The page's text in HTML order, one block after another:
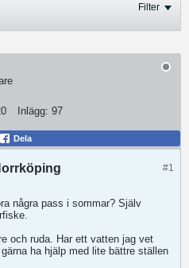
Filter
Inlägg: 97
Dela
#1
några pass i sommar? Själv
och ruda. Har ett vatten jag vet
ha hjälp med lite bättre ställen